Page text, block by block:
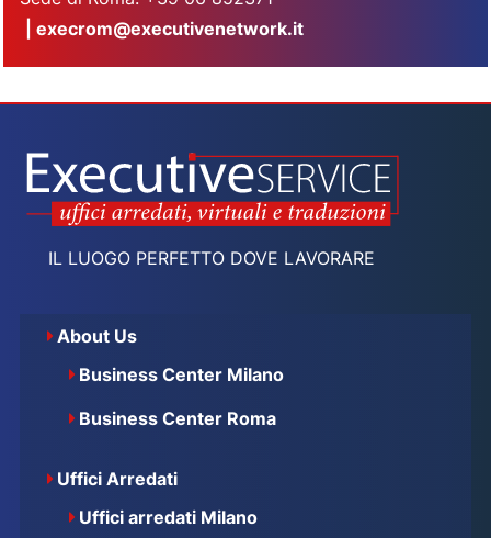
execrom@executivenetwork.it
IL LUOGO PERFETTO DOVE LAVORARE
About Us
Business Center Milano
Business Center Roma
Uffici Arredati
Uffici arredati Milano